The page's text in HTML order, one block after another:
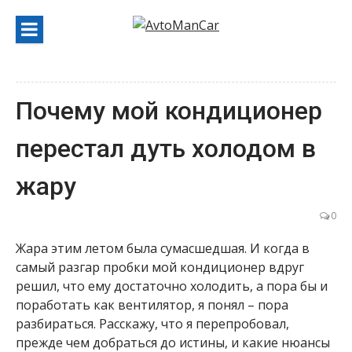
содержанию
Почему мой кондиционер
перестал дуть холодом в
жару
0
Жара этим летом была сумасшедшая. И когда в
самый разгар пробки мой кондиционер вдруг
решил, что ему достаточно холодить, а пора бы и
поработать как вентилятор, я понял – пора
разбираться. Расскажу, что я перепробовал,
прежде чем добраться до истины, и какие нюансы